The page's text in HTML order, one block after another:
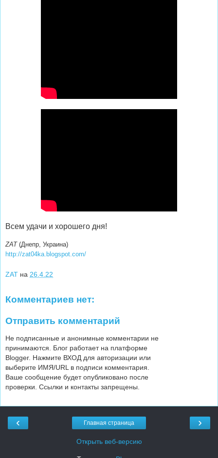
Всем удачи и хорошего дня!
ZAT(Днепр, Украина)
http://zat04ka.blogspot.com/
ZAT на 26.4.22
Комментариев нет:
Отправить комментарий
Не подписанные и анонимные комментарии не
принимаются. Блог работает на платформе
Blogger. Нажмите ВХОД для авторизации или
выберите ИМЯ/URL в подписи комментария.
Ваше сообщение будет опубликовано после
проверки. Ссылки и контакты запрещены.
‹ ›
Главная страница
Открыть веб-версию